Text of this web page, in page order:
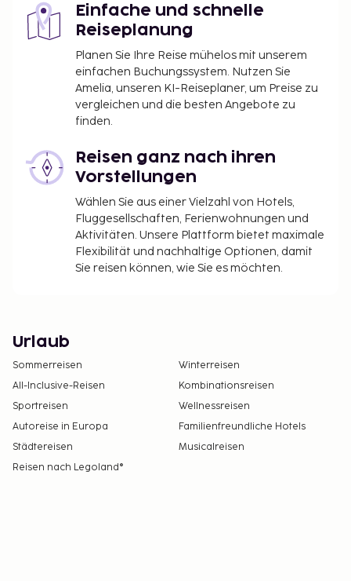
Einfache und schnelle
Reiseplanung
Planen Sie Ihre Reise mühelos mit unserem
einfachen Buchungssystem. Nutzen Sie
Amelia, unseren KI-Reiseplaner, um Preise zu
vergleichen und die besten Angebote zu
finden.
Reisen ganz nach ihren
Vorstellungen
Wählen Sie aus einer Vielzahl von Hotels,
Fluggesellschaften, Ferienwohnungen und
Aktivitäten. Unsere Plattform bietet maximale
Flexibilität und nachhaltige Optionen, damit
Sie reisen können, wie Sie es möchten.
Urlaub
Sommerreisen
Winterreisen
All-Inclusive-Reisen
Kombinationsreisen
Sportreisen
Wellnessreisen
Autoreise in Europa
Familienfreundliche Hotels
Städtereisen
Musicalreisen
Reisen nach Legoland®